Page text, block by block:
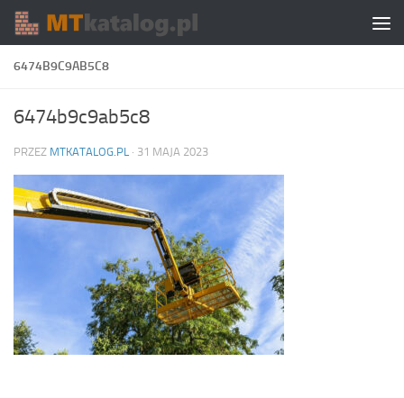
Skip to content
6474B9C9AB5C8
6474b9c9ab5c8
PRZEZ MTKATALOG.PL · 31 MAJA 2023